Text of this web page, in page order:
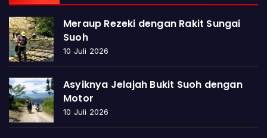
Meraup Rezeki dengan Rakit Sungai
Suoh
10 Juli 2026
Asyiknya Jelajah Bukit Suoh dengan
Motor
10 Juli 2026